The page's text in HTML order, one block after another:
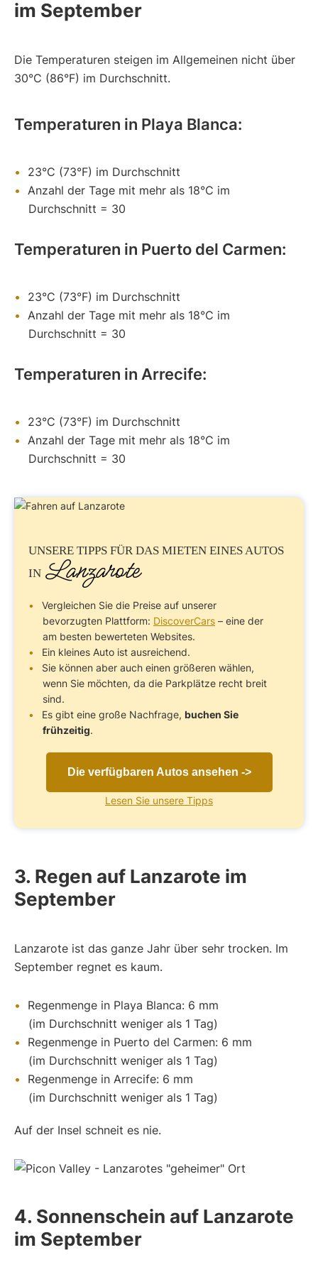
im September
Die Temperaturen steigen im Allgemeinen nicht über
30°C (86°F) im Durchschnitt.
Temperaturen in Playa Blanca:
23°C (73°F) im Durchschnitt
Anzahl der Tage mit mehr als 18°C im
Durchschnitt = 30
Temperaturen in Puerto del Carmen:
23°C (73°F) im Durchschnitt
Anzahl der Tage mit mehr als 18°C im
Durchschnitt = 30
Temperaturen in Arrecife:
23°C (73°F) im Durchschnitt
Anzahl der Tage mit mehr als 18°C im
Durchschnitt = 30
UNSERE TIPPS FÜR DAS MIETEN EINES AUTOS
IN Lanzarote
Vergleichen Sie die Preise auf unserer
bevorzugten Plattform: DiscoverCars – eine der
am besten bewerteten Websites.
Ein kleines Auto ist ausreichend.
Sie können aber auch einen größeren wählen,
wenn Sie möchten, da die Parkplätze recht breit
sind.
Es gibt eine große Nachfrage, buchen Sie
frühzeitig.
Die verfügbaren Autos ansehen ->
Lesen Sie unsere Tipps
3. Regen auf Lanzarote im
September
Lanzarote ist das ganze Jahr über sehr trocken. Im
September regnet es kaum.
Regenmenge in Playa Blanca: 6 mm
(im Durchschnitt weniger als 1 Tag)
Regenmenge in Puerto del Carmen: 6 mm
(im Durchschnitt weniger als 1 Tag)
Regenmenge in Arrecife: 6 mm
(im Durchschnitt weniger als 1 Tag)
Auf der Insel schneit es nie.
4. Sonnenschein auf Lanzarote
im September